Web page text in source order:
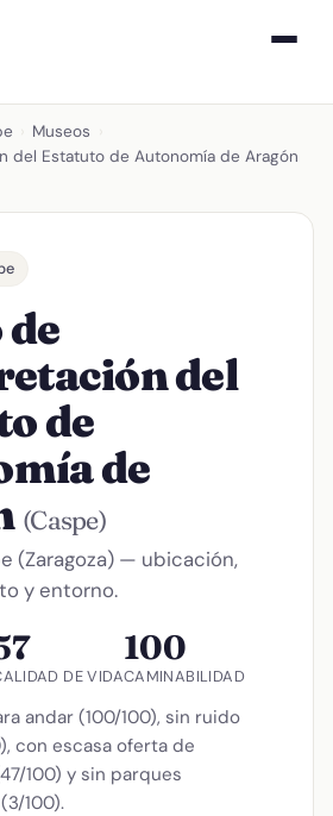
Museos
del Estatuto de Autonomía de Aragón
del
de
de
(Caspe)
(Zaragoza) — ubicación,
y entorno.
DE VIDA
100
CAMINABILIDAD
andar (100/100), sin ruido
con escasa oferta de
100) y sin parques
100).